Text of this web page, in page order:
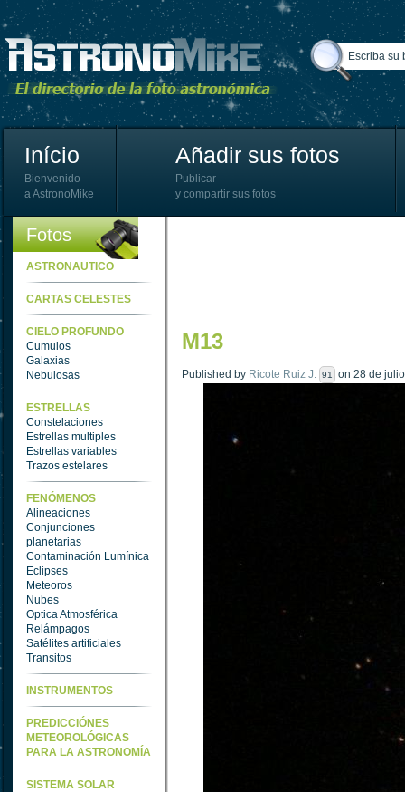
Início
Bienvenido
a AstronoMike
Añadir sus fotos
Publicar
y compartir sus fotos
Fotos
ASTRONAUTICO
CARTAS CELESTES
CIELO PROFUNDO
Cumulos
Galaxias
Nebulosas
ESTRELLAS
Constelaciones
Estrellas multiples
Estrellas variables
Trazos estelares
FENÓMENOS
Alineaciones
Conjunciones
planetarias
Contaminación Lumínica
Eclipses
Meteoros
Nubes
Optica Atmosférica
Relámpagos
Satélites artificiales
Transitos
INSTRUMENTOS
PREDICCIÓNES
METEOROLÓGICAS
PARA LA ASTRONOMÍA
SISTEMA SOLAR
M13
Published by Ricote Ruiz J. 91 on 28 de